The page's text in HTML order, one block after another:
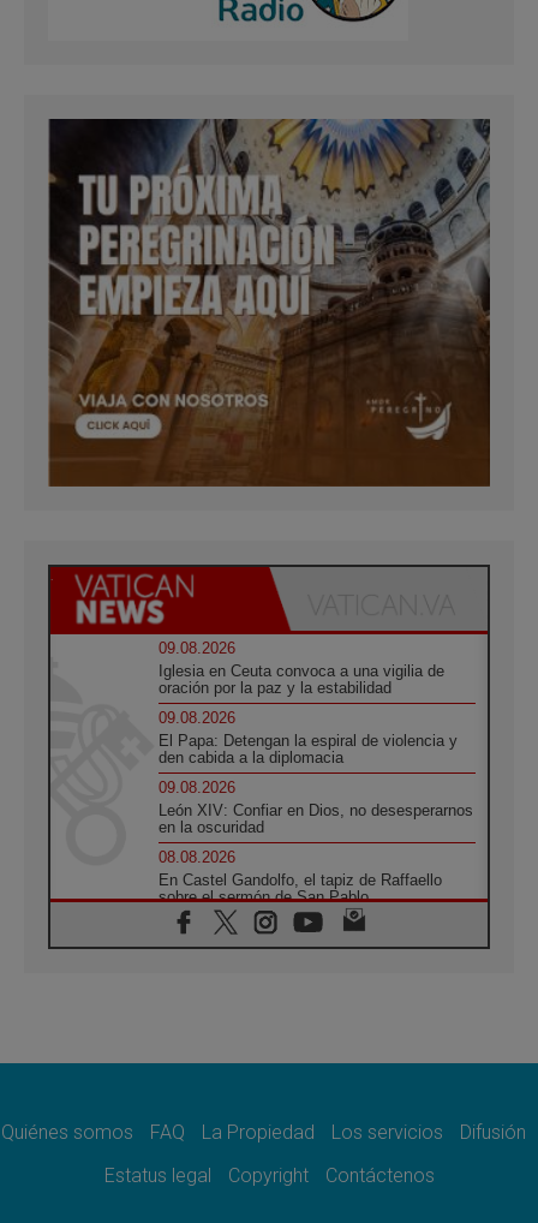
09.08.2026
Iglesia en Ceuta convoca a una vigilia de
oración por la paz y la estabilidad
09.08.2026
El Papa: Detengan la espiral de violencia y
den cabida a la diplomacia
09.08.2026
León XIV: Confiar en Dios, no desesperarnos
en la oscuridad
08.08.2026
En Castel Gandolfo, el tapiz de Raffaello
sobre el sermón de San Pablo
08.08.2026
En Colombia, «la paz no se compra con una
08.08.2026
08.08.2026
del Buen Consejo de Genazzano
Quiénes somos FAQ La Propiedad Los servicios
Difusión
Estatus legal
Copyright Contáctenos